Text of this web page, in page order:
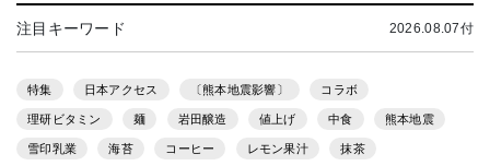
注目キーワード 2026.08.07付
特集 日本アクセス 〔熊本地震影響〕 コラボ
理研ビタミン 麺 岩田醸造 値上げ 中食 熊本地震
雪印乳業 海苔 コーヒー レモン果汁 抹茶